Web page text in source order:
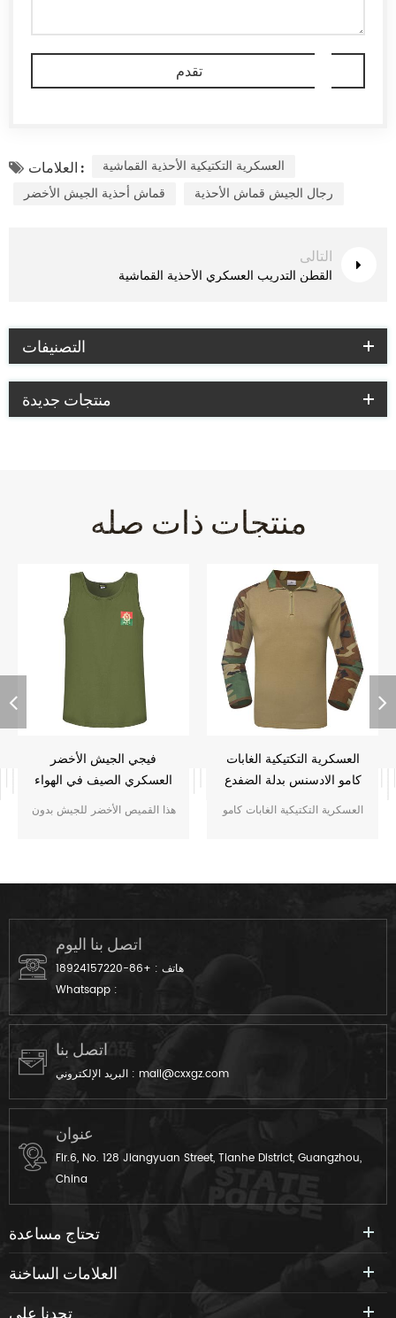
العلامات :
العسكرية التكتيكية الأحذية القماشية
قماش أحذية الجيش الأخضر
رجال الجيش قماش الأحذية
التالى
القطن التدريب العسكري الأحذية القماشية
التصنيفات
منتجات جديدة
منتجات ذات صله
فيجي الجيش الأخضر
العسكري الصيف في الهواء
الطلق قصيرة الأكمام تي
شيرت سترة
هذا القميص الأخضر للجيش بدون
في المتر المربع , ناعم ومريح ,
امتصاص العرق جيد التهوية , ثبات
العسكرية التكتيكية الغابات
كامو الادسنس بدلة الضفدع
العسكرية التكتيكية الغابات كامو
اتصل بنا اليوم
هاتف : +86-18924157220
Whatsapp :
اتصل بنا
البريد الإلكتروني : mail@cxxgz.com
عنوان
Flr.6, No. 128 Jiangyuan Street, Tianhe District, Guangzhou,
China
تحتاج مساعدة
العلامات الساخنة
تجدنا على